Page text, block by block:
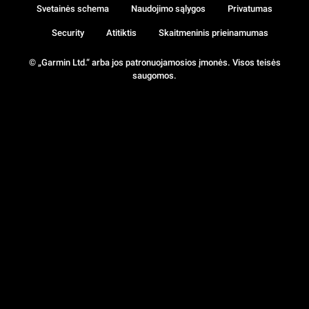
© „Garmin Ltd.“ arba jos patronuojamosios įmonės. Visos teisės
saugomos.
Svetainės schema Naudojimo sąlygos Privatumas
Security Atitiktis Skaitmeninis prieinamumas